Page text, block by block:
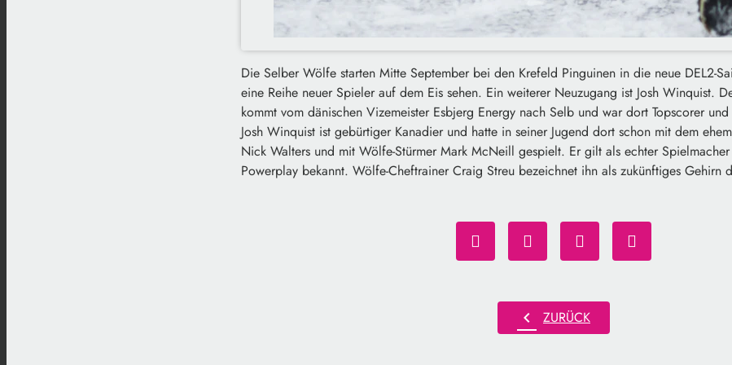
Die Selber Wölfe starten Mitte September bei den Krefeld Pinguinen in die neue DEL2-
eine Reihe neuer Spieler auf dem Eis sehen. Ein weiterer Neuzugang ist Josh Winquist.
kommt vom dänischen Vizemeister Esbjerg Energy nach Selb und war dort Topscorer
Josh Winquist ist gebürtiger Kanadier und hatte in seiner Jugend dort schon mit dem
Nick Walters und mit Wölfe-Stürmer Mark McNeill gespielt. Er gilt als echter
Powerplay bekannt. Wölfe-Cheftrainer Craig Streu bezeichnet ihn als zukünftiges Gehirn
chevron_left ZURÜCK